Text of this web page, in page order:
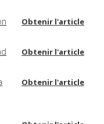
Obtenir l'article
Obtenir l'article
Obtenir l'article